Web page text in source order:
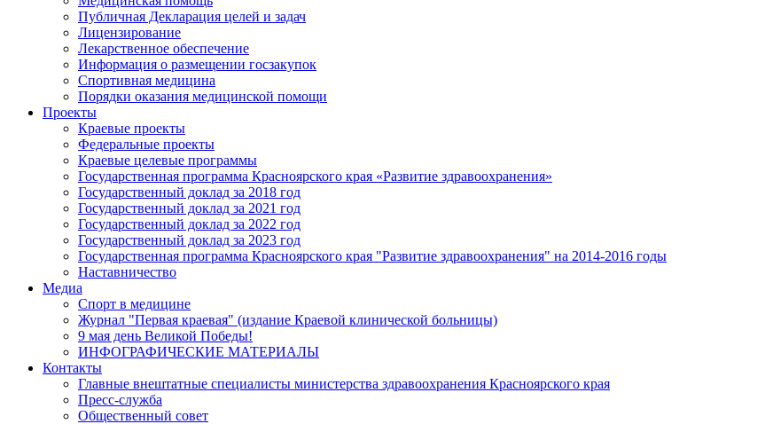
Публичная Декларация целей и задач
Лицензирование
Лекарственное обеспечение
Информация о размещении госзакупок
Спортивная медицина
Порядки оказания медицинской помощи
Проекты
Краевые проекты
Федеральные проекты
Краевые целевые программы
Государственная программа Красноярского края «Развитие здравоохранения»
Государственный доклад за 2018 год
Государственный доклад за 2021 год
Государственный доклад за 2022 год
Государственный доклад за 2023 год
Государственная программа Красноярского края "Развитие здравоохранения" на 2014-2016 годы
Наставничество
Медиа
Спорт в медицине
Журнал "Первая краевая" (издание Краевой клинической больницы)
9 мая день Великой Победы!
ИНФОГРАФИЧЕСКИЕ МАТЕРИАЛЫ
Контакты
Главные внештатные специалисты министерства здравоохранения Красноярского края
Пресс-служба
Общественный совет